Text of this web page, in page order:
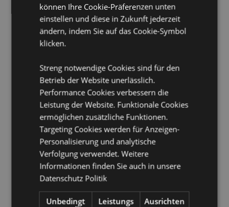
A1:2014 Brandklasse:Ja
Geeignet für Bleichmittel:Nein
Geeignet für den Trockner:Nein
Handwäsche
Produkttressourcen:
Möchten Sie mehr über den Einkauf bei Puckator
erfahren?Dann lesen Sie unserenLeitfaden für
Kundeninformationen.
Produktattribute
Information
Höhe 26cm Breite 21cm Tiefe 15cm
30
können Ihre Cookie-Präferenzen unten
einstellen und diese in Zukunft jederzeit
ändern, indem Sie auf das Cookie-Symbol
klicken.
Streng notwendige Cookies sind für den
Betrieb der Website unerlässlich.
Performance Cookies verbessern die
Leistung der Website. Funktionale Cookies
ermöglichen zusätzliche Funktionen.
Targeting Cookies werden für Anzeigen-
Personalisierung und analytische
Verfolgung verwendet. Weitere
Informationen finden Sie auch in unsere
Datenschutz Politik
Unbedingt
Leistungs Ausrichten